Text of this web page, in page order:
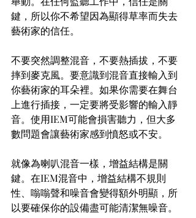
鍵，所以你不希望因為顯得草率而失去
藝術家的信任。
不要突然調整混音，不要熱插拔，不要
摔到麥克風。要意識到混音直接輸入到
你藝術家的耳朵裡。如果你需要在舞台
上進行插接，一定要將受影響的輸入靜
音。使用IEM可能會損害聽力，但大多
數問題會讓藝術家感到憤怒或不安。
就像為喇叭混音一樣，增益結構是關
鍵。在IEM混音中，增益結構不規則
性、嗡嗡聲和噪音會變得額外明顯，所
以要確保你的設備盡可能清潔無噪音。